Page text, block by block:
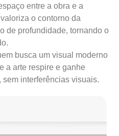
entre a obra e a
o contorno da
de profundidade, tornando o
busca um visual moderno
a arte respire e ganhe
interferências visuais.